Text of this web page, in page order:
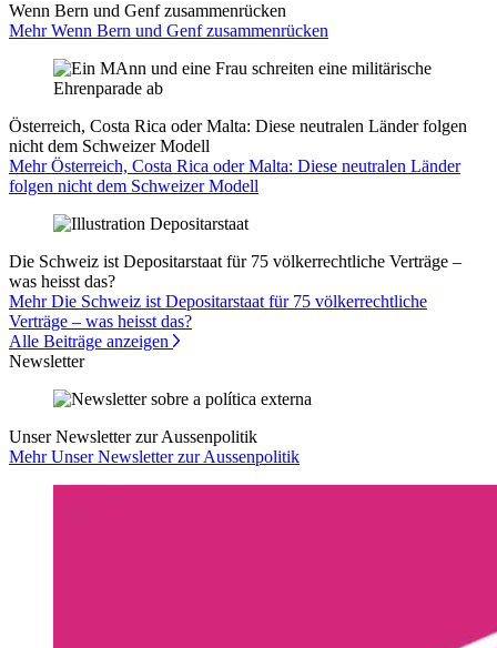
Wenn Bern und Genf zusammenrücken
Mehr Wenn Bern und Genf zusammenrücken
Österreich, Costa Rica oder Malta: Diese neutralen Länder folgen
nicht dem Schweizer Modell
Mehr Österreich, Costa Rica oder Malta: Diese neutralen Länder
folgen nicht dem Schweizer Modell
Die Schweiz ist Depositarstaat für 75 völkerrechtliche Verträge –
was heisst das?
Mehr Die Schweiz ist Depositarstaat für 75 völkerrechtliche
Verträge – was heisst das?
Alle Beiträge anzeigen
Newsletter
Unser Newsletter zur Aussenpolitik
Mehr Unser Newsletter zur Aussenpolitik